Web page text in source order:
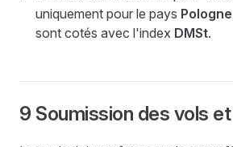
uniquement pour le pays Pologne
sont cotés avec l'index DMSt.
9 Soumission des vols